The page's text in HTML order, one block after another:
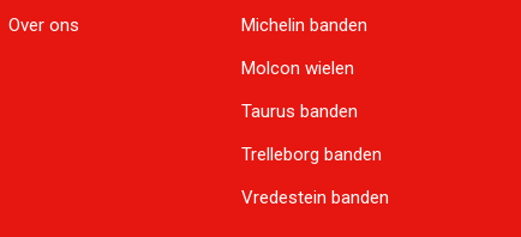
Over ons
Michelin banden
Molcon wielen
Taurus banden
Trelleborg banden
Vredestein banden